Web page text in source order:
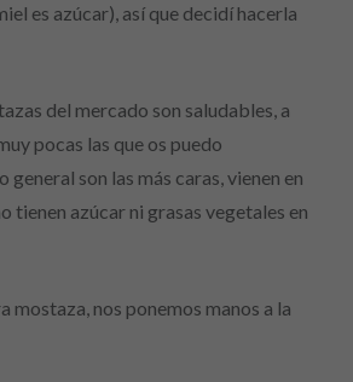
es azúcar), así que decidí hacerla
del mercado son saludables, a
pocas las que os puedo
general son las más caras, vienen en
tienen azúcar ni grasas vegetales en
mostaza, nos ponemos manos a la